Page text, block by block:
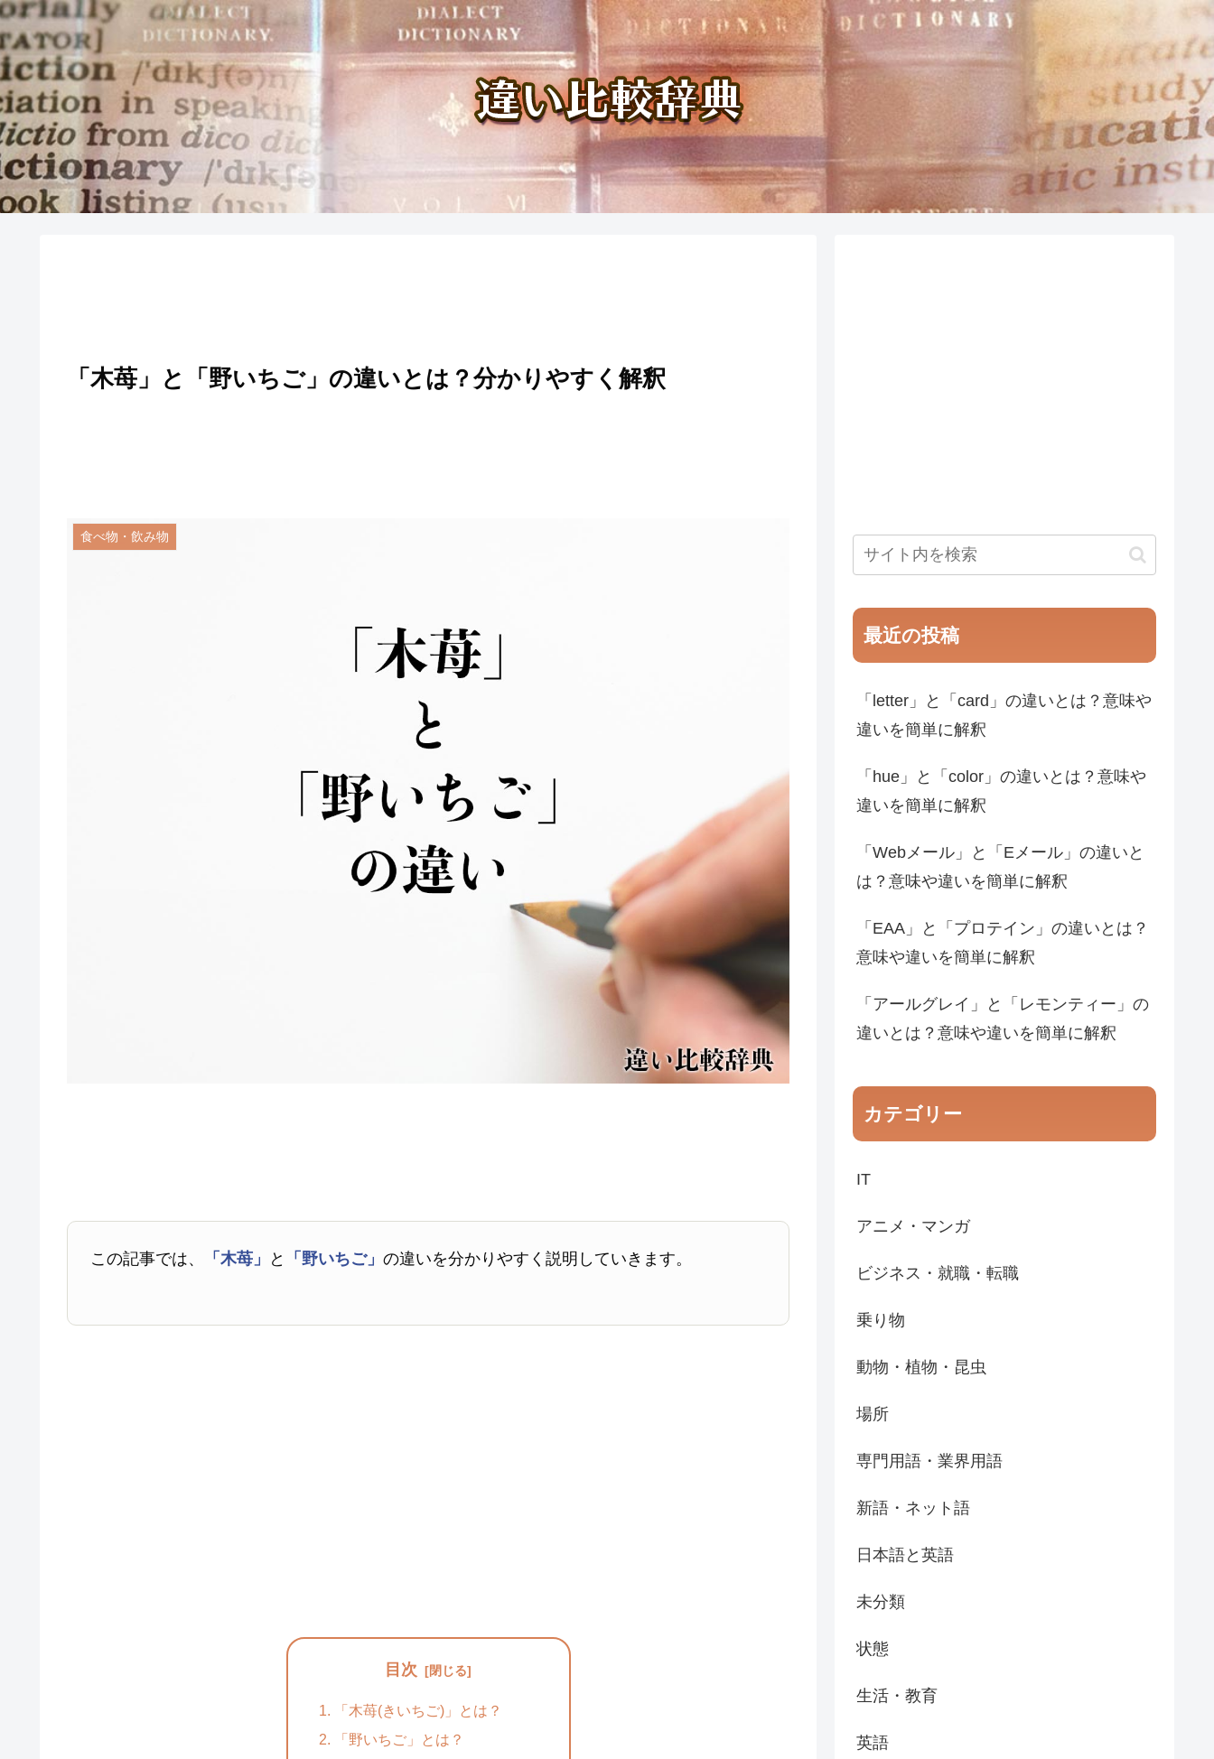
「木苺」と「野いちご」の違いとは？分かりやすく解釈
食べ物・飲み物
この記事では、 「木苺」 と 「野いちご」の違いを分かりやすく説明していきます。
目次
「木苺(きいちご)」とは？
「野いちご」とは？
最近の投稿
「letter」と「card」の違いとは？意味や
違いを簡単に解釈
「hue」と「color」の違いとは？意味や
違いを簡単に解釈
「Webメール」と「Eメール」の違いと
は？意味や違いを簡単に解釈
「EAA」と「プロテイン」の違いとは？
意味や違いを簡単に解釈
「アールグレイ」と「レモンティー」の
違いとは？意味や違いを簡単に解釈
カテゴリー
IT
アニメ・マンガ
ビジネス・就職・転職
乗り物
動物・植物・昆虫
場所
専門用語・業界用語
新語・ネット語
日本語と英語
未分類
状態
生活・教育
英語